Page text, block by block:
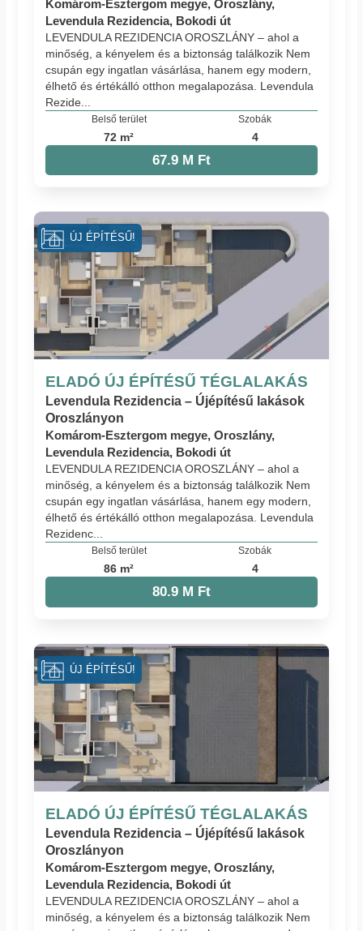
Komárom-Esztergom megye, Oroszlány,
Levendula Rezidencia, Bokodi út
LEVENDULA REZIDENCIA OROSZLÁNY – ahol a
minőség, a kényelem és a biztonság találkozik Nem
csupán egy ingatlan vásárlása, hanem egy modern,
élhető és értékálló otthon megalapozása. Levendula
Rezide...
Belső terület
72 m²
Szobák
4
67.9 M Ft
ELADÓ ÚJ ÉPÍTÉSŰ TÉGLALAKÁS
Levendula Rezidencia – Újépítésű lakások
Oroszlányon
Komárom-Esztergom megye, Oroszlány,
Levendula Rezidencia, Bokodi út
LEVENDULA REZIDENCIA OROSZLÁNY – ahol a
minőség, a kényelem és a biztonság találkozik Nem
csupán egy ingatlan vásárlása, hanem egy modern,
élhető és értékálló otthon megalapozása. Levendula
Rezidenc...
Belső terület
86 m²
Szobák
4
80.9 M Ft
ÚJ ÉPÍTÉSŰ!
ELADÓ ÚJ ÉPÍTÉSŰ TÉGLALAKÁS
Levendula Rezidencia – Újépítésű lakások
Oroszlányon
Komárom-Esztergom megye, Oroszlány,
Levendula Rezidencia, Bokodi út
LEVENDULA REZIDENCIA OROSZLÁNY – ahol a
minőség, a kényelem és a biztonság találkozik Nem
ÚJ ÉPÍTÉSŰ!